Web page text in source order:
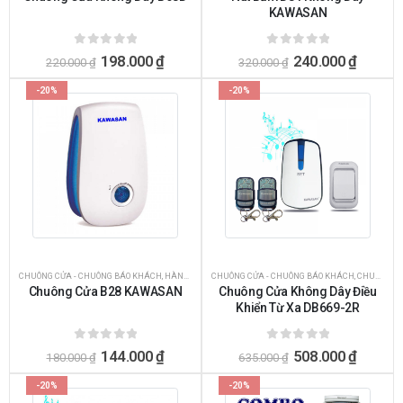
ngoài 5
220.000₫ 198.000₫
KAWASAN
ngoài 5
320.000₫ 240.000₫
-20%
CHUÔNG CỬA - CHUÔNG BÁO KHÁCH HÀNG KHUYẾN MÃI SỐC , PHỤ KIỆN TÍCH HỢP THÊM
Chuông Cửa B28 KAWASAN
ngoài 5
180.000₫ 144.000₫
-20%
CHUÔNG CỬA - CHUÔNG BÁO KHÁCH CHUÔNG CỬA KHÔNG DÂY
Chuông Cửa Không Dây Điều
Khiển Từ Xa DB669-2R
ngoài 5
635.000₫ 508.000₫
-20% -20%